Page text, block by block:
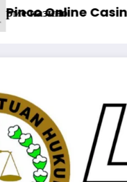
Korban
na żywo, gdy